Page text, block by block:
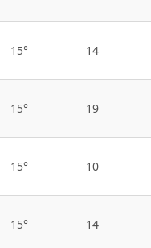
15° 14
15° 19
15° 10
15° 14